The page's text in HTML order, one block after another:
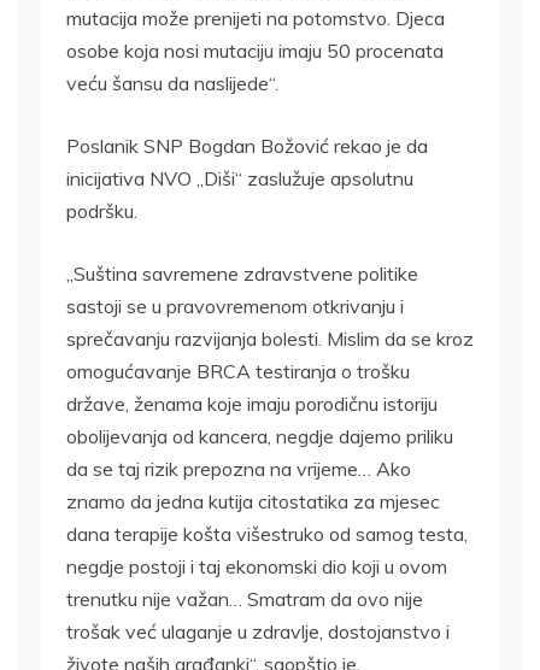
mutacija može prenijeti na potomstvo. Djeca
osobe koja nosi mutaciju imaju 50 procenata
veću šansu da naslijede“.
Poslanik SNP Bogdan Božović rekao je da
inicijativa NVO „Diši“ zaslužuje apsolutnu
podršku.
„Suština savremene zdravstvene politike
sastoji se u pravovremenom otkrivanju i
sprečavanju razvijanja bolesti. Mislim da se kroz
omogućavanje BRCA testiranja o trošku
države, ženama koje imaju porodičnu istoriju
obolijevanja od kancera, negdje dajemo priliku
da se taj rizik prepozna na vrijeme… Ako
znamo da jedna kutija citostatika za mjesec
dana terapije košta višestruko od samog testa,
negdje postoji i taj ekonomski dio koji u ovom
trenutku nije važan… Smatram da ovo nije
trošak već ulaganje u zdravlje, dostojanstvo i
živote naših građanki“, saopštio je.